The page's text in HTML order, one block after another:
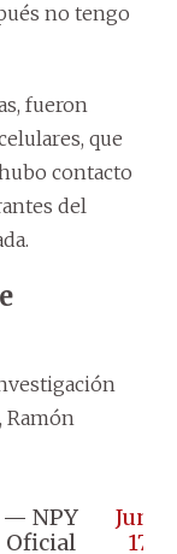
no tengo
fueron
que
contacto
del
— NPY
Oficial
June
17,